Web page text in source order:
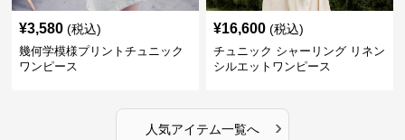
¥3,580 (税込)
幾何学模様プリントチュニック
ワンピース
¥16,600 (税込)
チュニック シャーリング リネン
シルエットワンピース
人気アイテム一覧へ ›